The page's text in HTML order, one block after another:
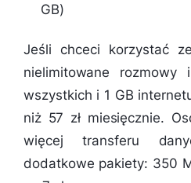
GB)
Jeśli chceci korzystać
nielimitowane
wszystkich i 1 GB
niż 57 zł miesięcznie.
więcej transferu
dodatkowe pakiety: 350